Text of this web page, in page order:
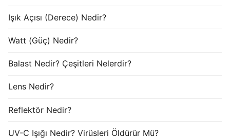
Işık Açısı (Derece) Nedir?
Watt (Güç) Nedir?
Balast Nedir? Çeşitleri Nelerdir?
Lens Nedir?
Reflektör Nedir?
UV-C Işığı Nedir? Virüsleri Öldürür Mü?